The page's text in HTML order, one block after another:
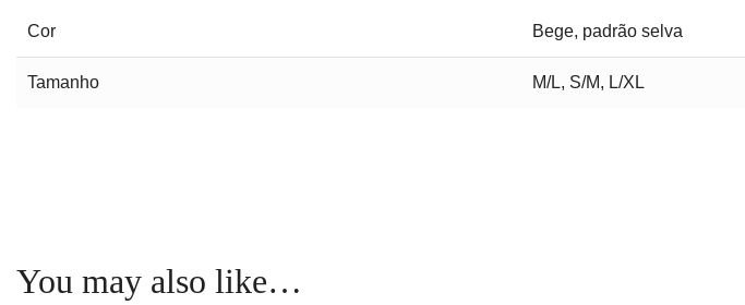
Cor Bege, padrão selva
Tamanho M/L, S/M, L/XL
You may also like…